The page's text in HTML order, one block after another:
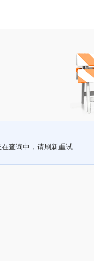
在查询中，请刷新重试